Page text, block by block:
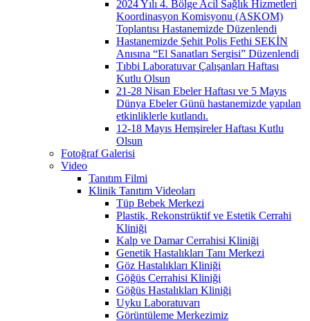
2024 Yılı 4. Bölge Acil Sağlık Hizmetleri
Koordinasyon Komisyonu (ASKOM)
Toplantısı Hastanemizde Düzenlendi
Hastanemizde Şehit Polis Fethi SEKİN
Anısına “El Sanatları Sergisi” Düzenlendi
Tıbbi Laboratuvar Çalışanları Haftası
Kutlu Olsun
21-28 Nisan Ebeler Haftası ve 5 Mayıs
Dünya Ebeler Günü hastanemizde yapılan
etkinliklerle kutlandı.
12-18 Mayıs Hemşireler Haftası Kutlu
Olsun
Fotoğraf Galerisi
Video
Tanıtım Filmi
Klinik Tanıtım Videoları
Tüp Bebek Merkezi
Plastik, Rekonstrüktif ve Estetik Cerrahi
Kliniği
Kalp ve Damar Cerrahisi Kliniği
Genetik Hastalıkları Tanı Merkezi
Göz Hastalıkları Kliniği
Göğüs Cerrahisi Kliniği
Göğüs Hastalıkları Kliniği
Uyku Laboratuvarı
Görüntüleme Merkezimiz